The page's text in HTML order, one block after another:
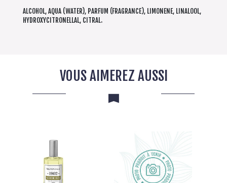
ALCOHOL, AQUA (WATER), PARFUM (FRAGRANCE), LIMONENE, LINALOOL,
HYDROXYCITRONELLAL, CITRAL.
VOUS AIMEREZ AUSSI